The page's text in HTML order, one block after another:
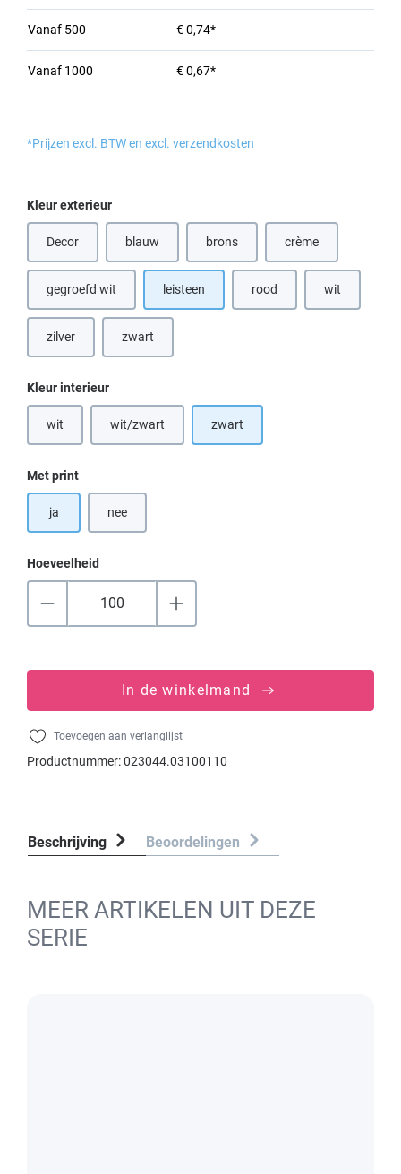
Vanaf 500 € 0,74*
Vanaf 1000 € 0,67*
*Prijzen excl. BTW en excl. verzendkosten
Selecteer
Kleur exterieur
Decor blauw(Deze optie is momenteel niet beschikbaar.)
brons
(Deze optie is momenteel niet
crème(Deze optie is
gegroefd wit leisteen rood wit(Deze optie is
zilver zwart
Selecteer
Kleur interieur
wit(Deze optie is momenteel niet beschikbaar.)
wit/zwart(Deze optie is momenteel niet beschikbaar.)
zwart
Selecteer
Met print
ja nee
Hoeveelheid
In de winkelmand
Toevoegen aan verlanglijst
Productnummer:023044.03100110
Beschrijving Beoordelingen
MEER ARTIKELEN UIT DEZE
SERIE